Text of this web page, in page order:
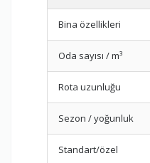
Bina özellikleri
Oda sayısı / m³
Rota uzunluğu
Sezon / yoğunluk
Standart/özel